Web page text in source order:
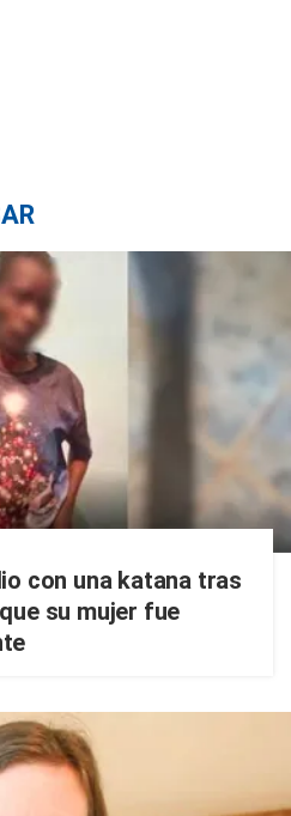
con una katana tras
su mujer fue